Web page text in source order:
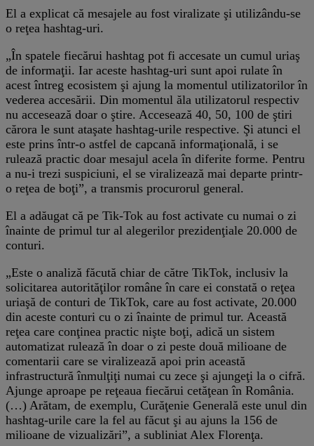
El a explicat că mesajele au fost viralizate şi utilizându-se
o reţea hashtag-uri.
„În spatele fiecărui hashtag pot fi accesate un cumul uriaş
de informaţii. Iar aceste hashtag-uri sunt apoi rulate în
acest întreg ecosistem şi ajung la momentul utilizatorilor în
vederea accesării. Din momentul ăla utilizatorul respectiv
nu accesează doar o ştire. Accesează 40, 50, 100 de ştiri
cărora le sunt ataşate hashtag-urile respective. Şi atunci el
este prins într-o astfel de capcană informaţională, i se
rulează practic doar mesajul acela în diferite forme. Pentru
a nu-i trezi suspiciuni, el se viralizează mai departe printr-
o reţea de boţi”, a transmis procurorul general.
El a adăugat că pe Tik-Tok au fost activate cu numai o zi
înainte de primul tur al alegerilor prezidenţiale 20.000 de
conturi.
„Este o analiză făcută chiar de către TikTok, inclusiv la
solicitarea autorităţilor române în care ei constată o reţea
uriaşă de conturi de TikTok, care au fost activate, 20.000
din aceste conturi cu o zi înainte de primul tur. Această
reţea care conţinea practic nişte boţi, adică un sistem
automatizat rulează în doar o zi peste două milioane de
comentarii care se viralizează apoi prin această
infrastructură înmulţiţi numai cu zece şi ajungeţi la o cifră.
Ajunge aproape pe reţeaua fiecărui cetăţean în România.
(…) Arătam, de exemplu, Curăţenie Generală este unul din
hashtag-urile care la fel au făcut şi au ajuns la 156 de
milioane de vizualizări”, a subliniat Alex Florenţa.